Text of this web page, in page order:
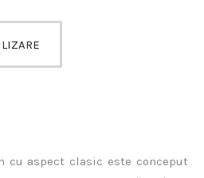
cu aspect clasic este conceput